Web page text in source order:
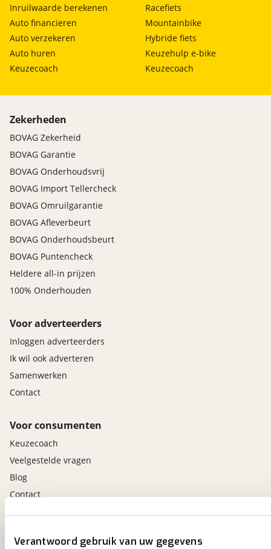
Verantwoord gebruik van uw gegevens
Inruilwaarde berekenen
Auto financieren
Auto verzekeren
Auto huren
Keuzecoach
Racefiets
Mountainbike
Hybride fiets
Keuzehulp e-bike
Keuzecoach
Zekerheden
BOVAG Zekerheid
BOVAG Garantie
BOVAG Onderhoudsvrij
BOVAG Import Tellercheck
BOVAG Omruilgarantie
BOVAG Afleverbeurt
BOVAG Onderhoudsbeurt
BOVAG Puntencheck
Heldere all-in prijzen
100% Onderhouden
Voor adverteerders
Inloggen adverteerders
Ik wil ook adverteren
Samenwerken
Contact
Voor consumenten
Keuzecoach
Veelgestelde vragen
Blog
Contact